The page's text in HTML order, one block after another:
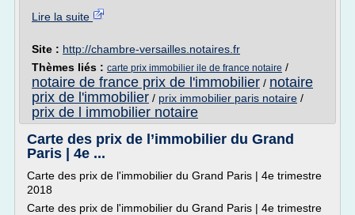
Lire la suite
Site : http://chambre-versailles.notaires.fr
Thèmes liés : carte prix immobilier ile de france notaire /
notaire de france prix de l'immobilier / notaire
prix de l'immobilier / prix immobilier paris notaire /
prix de l immobilier notaire
Carte des prix de l’immobilier du Grand
Paris | 4e ...
Carte des prix de l'immobilier du Grand Paris | 4e trimestre
2018
Carte des prix de l'immobilier du Grand Paris | 4e trimestre